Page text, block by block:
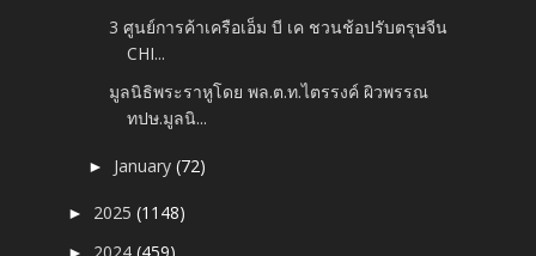
3 ศูนย์การค้าเครือเอ็ม บี เค ชวนช้อปรับตรุษจีน
CHI...
มูลนิธิพระราหูโดย พล.ต.ท.ไตรรงค์ ผิวพรรณ
ทปษ.มูลนิ...
► January(72)
► 2025(1148)
►